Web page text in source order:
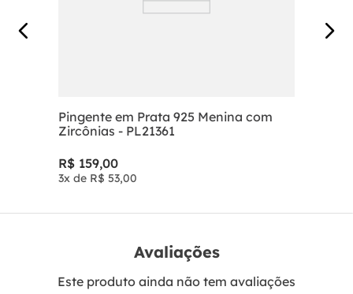
Pingente em Prata 925 Menina com
Zircônias - PL21361
R$ 159,00
3x de R$ 53,00
Avaliações
Este produto ainda não tem avaliações